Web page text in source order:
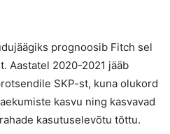
prognoosib Fitch sel
Aastatel 2020-2021 jääb
SKP-st, kuna olukord
kasvu ning kasvavad
kasutuselevõtu tõttu.